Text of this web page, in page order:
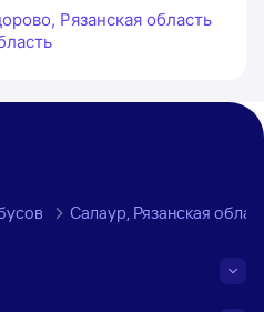
Рязанская область
Салаур, Рязанская